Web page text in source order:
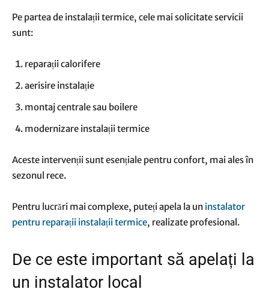
Pe partea de instalații termice, cele mai solicitate servicii
sunt:
reparații calorifere
aerisire instalație
montaj centrale sau boilere
modernizare instalații termice
Aceste intervenții sunt esențiale pentru confort, mai ales în
sezonul rece.
Pentru lucrări mai complexe, puteți apela la un instalator
pentru reparații instalații termice, realizate profesional.
De ce este important să apelați la
un instalator local